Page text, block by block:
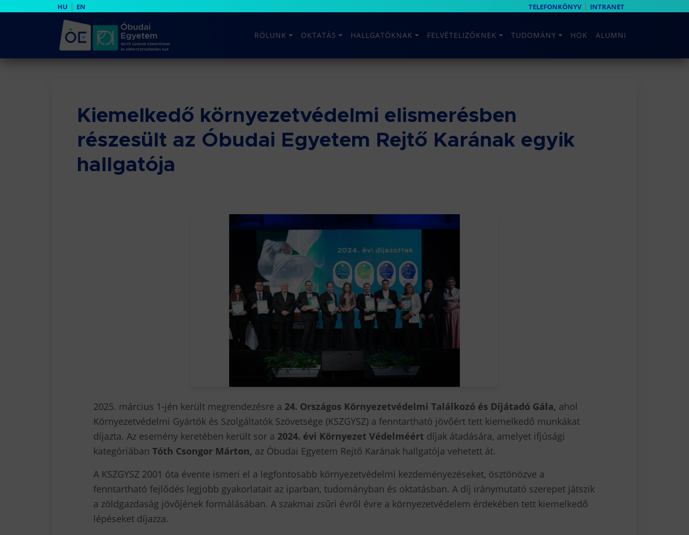
HU | EN TELEFONKÖNYV| INTRANET
RÓLUNK OKTATÁS HALLGATÓKNAK FELVÉTELIZŐKNEK TUDOMÁNY HÖK ALUMNI
Kiemelkedő környezetvédelmi elismerésben
részesült az Óbudai Egyetem Rejtő Karának egyik
hallgatója
2025. március 1-jén került megrendezésre a 24. Országos Környezetvédelmi Találkozó és Díjátadó Gála, ahol
Környezetvédelmi Gyártók és Szolgáltatók Szövetsége (KSZGYSZ) a fenntartható jövőért tett kiemelkedő munkákat
díjazta. Az esemény keretében került sor a 2024. évi Környezet Védelméért díjak átadására, amelyet ifjúsági
kategóriában Tóth Csongor Márton, az Óbudai Egyetem Rejtő Karának hallgatója vehetett át.
A KSZGYSZ 2001 óta évente ismeri el a legfontosabb környezetvédelmi kezdeményezéseket, ösztönözve a
fenntartható fejlődés legjobb gyakorlatait az iparban, tudományban és oktatásban. A díj iránymutató szerepet játszik
a zöldgazdaság jövőjének formálásában. A szakmai zsűri évről évre a környezetvédelem érdekében tett kiemelkedő
lépéseket díjazza.